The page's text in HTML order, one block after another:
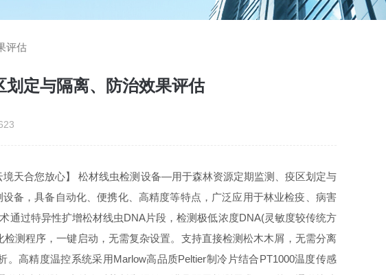
评估
定与隔离、防治效果评估
天合您放心】 松材线虫检测设备—用于森林资源定期监测、疫区划定与
备，具备自动化、便携化、高精度等特点，广泛应用于林业检疫、病害
通过特异性扩增松材线虫DNA片段，检测极低浓度DNA(灵敏度较传统方
测程序，一键启动，无需复杂设置。支持直接检测松木木屑，无需分离
高精度温控系统采用Marlow高品质Peltier制冷片结合PT1000温度传感